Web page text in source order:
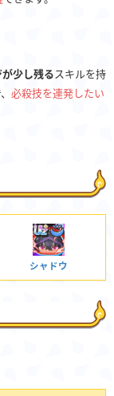
少し残るスキルを持
必殺技を連発したい
シャドウ